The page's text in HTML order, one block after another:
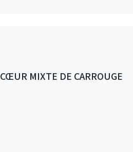
CŒUR MIXTE DE CARROUGE